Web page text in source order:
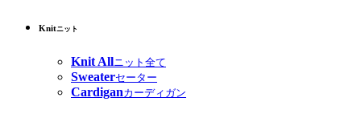
Knitニット
Knit Allニット全て
Sweaterセーター
Cardiganカーディガン